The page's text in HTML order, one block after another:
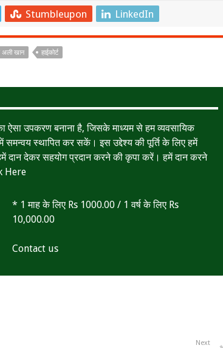
Stumbleupon LinkedIn
खान हाईकोर्ट
ऐसा उपकरण बनाना है, जिसके माध्यम से हम व्यवसायिक
समन्वय स्थापित कर सकें। इस उद्देश्य की पूर्ति के लिए हमें
दान देकर सहयोग प्रदान करने की कृपा करें। हमें दान करने
Here
* 1 माह के लिए Rs 1000.00 / 1 वर्ष के लिए Rs
10,000.00
Contact us
Next